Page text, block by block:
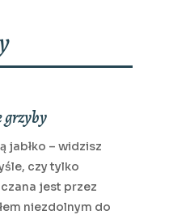
grzyby
jabłko – widzisz
czy tylko
jest przez
niezdolnym do